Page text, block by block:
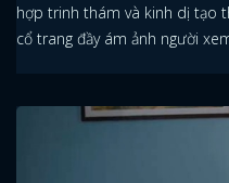
hợp trinh thám và kinh dị tạo
cổ trang đầy ám ảnh người